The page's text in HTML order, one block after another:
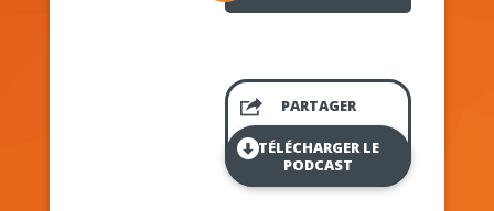
PARTAGER
TÉLÉCHARGER LE
PODCAST